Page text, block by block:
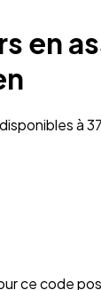
en
à
ce code